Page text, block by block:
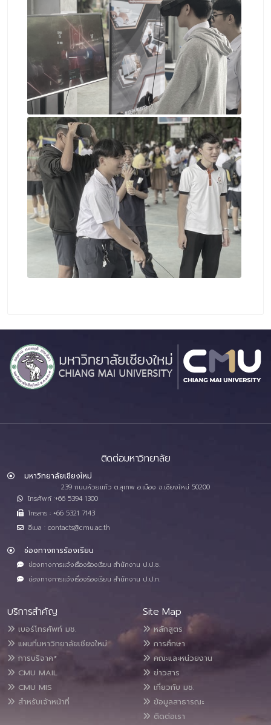
ติดต่อมหาวิทยาลัย
มหาวิทยาลัยเชียงใหม่
239 ถนนห้วยแก้ว ต.สุเทพ อ.เมือง จ.เชียงใหม่ 50200
โทรศัพท์ :+66 5394 1300
โทรสาร : +66 5321 7143
อีเมล : contacts@cmu.ac.th
ช่องทางการร้องเรียน
ช่องทางการแจ้งเรื่องร้องเรียน สำนักงาน ป.ป.ช.
ช่องทางการแจ้งเรื่องร้องเรียน สำนักงาน ป.ป.ท.
บริการสำคัญ
เบอร์โทรศัพท์ มช.
แผนที่มหาวิทยาลัยเชียงใหม่
การบริจาค*
CMU MAIL
CMU MIS
สำหรับเจ้าหน้าที่
Site Map
หลักสูตร
การศึกษา
คณะและหน่วยงาน
ข่าวสาร
เกี่ยวกับ มช.
ข้อมูลสาธารณะ
ติดต่อเรา